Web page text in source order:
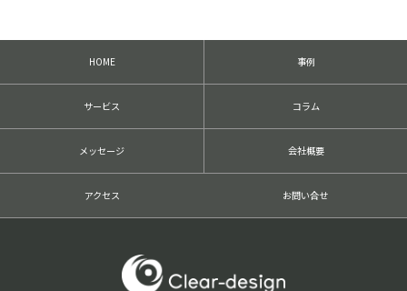
の
へ
ン
HOME 事例
サービス コラム
メッセージ 会社概要
アクセス お問い合せ